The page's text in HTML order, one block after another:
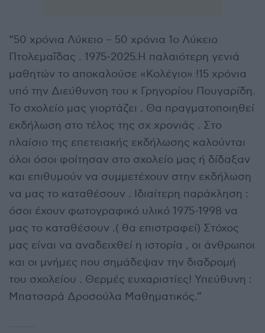
“50 χρόνια Λύκειο – 50 χρόνια 1ο Λύκειο
Πτολεμαΐδας . 1975-2025.Η παλαιότερη γενιά
μαθητών το αποκαλούσε «Κολέγιο» !15 χρόνια
υπό την Διεύθυνση του κ Γρηγορίου Πουγαρίδη.
Το σχολείο μας γιορτάζει . Θα πραγματοποιηθεί
εκδήλωση στο τέλος της σχ χρονιάς . Στο
πλαίσιο της επετειακής εκδήλωσης καλούνται
όλοι όσοι φοίτησαν στο σχολείο μας ή δίδαξαν
και επιθυμούν να συμμετέχουν στην εκδήλωση
να μας το καταθέσουν . Ιδιαίτερη παράκληση :
όσοι έχουν φωτογραφικό υλικό 1975-1998 να
μας το καταθέσουν .( θα επιστραφεί) Στόχος
μας είναι να αναδειχθεί η ιστορία , οι άνθρωποι
και οι μνήμες που σημάδεψαν την διαδρομή
του σχολείου . Θερμές ευχαριστίες! Υπεύθυνη :
Μπατσαρά Δροσούλα Μαθηματικός.”